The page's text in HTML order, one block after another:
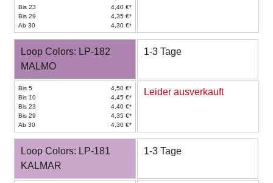
Bis 23
4,40 €*
Bis 29
4,35 €*
Ab 30
4,30 €*
Loop Colors: LP-182
MALMO
1-3 Tage
Bis 5
4,50 €*
Bis 10
4,45 €*
Bis 23
4,40 €*
Bis 29
4,35 €*
Ab 30
4,30 €*
Leider ausverkauft
Loop Colors: LP-181
KALMAR
1-3 Tage